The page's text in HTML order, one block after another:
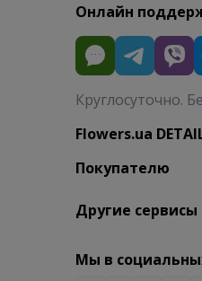
Онлайн
Круглосуточно.
Flowers.ua
Покупателю
Другие сервисы
Мы в